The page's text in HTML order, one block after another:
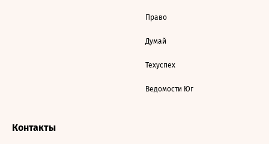
Право
Думай
Техуспех
Ведомости Юг
Контакты